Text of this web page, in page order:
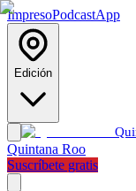
ImpresoPodcastApp
Edición
Quintana Roo
Suscríbete gratis